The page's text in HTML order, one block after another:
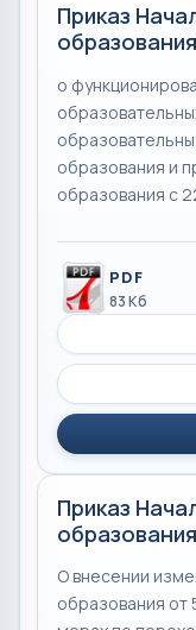
Приказ
о
образования и
образования с
PDF
83 Кб
Приказ
О внесении
образования